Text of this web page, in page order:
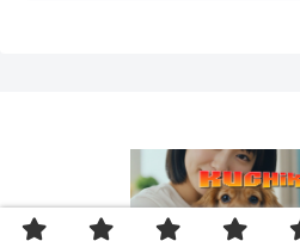
© 2019 口コミ